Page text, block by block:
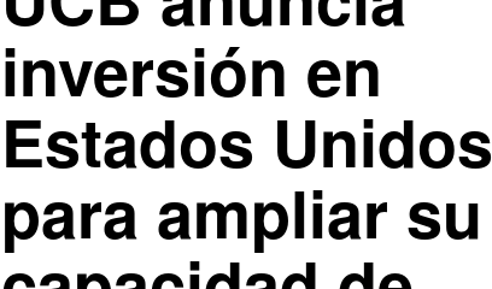
inversión en
Estados Unidos
para ampliar su